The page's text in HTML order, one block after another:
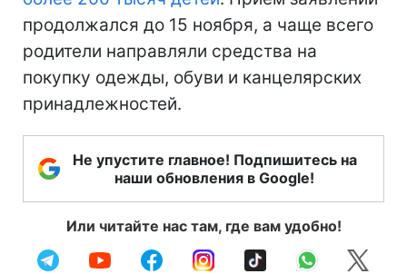
продолжался до 15 ноября, а чаще всего
родители направляли средства на
покупку одежды, обуви и канцелярских
принадлежностей.
Не упустите главное! Подпишитесь на
наши обновления в Google!
Или читайте нас там, где вам удобно!